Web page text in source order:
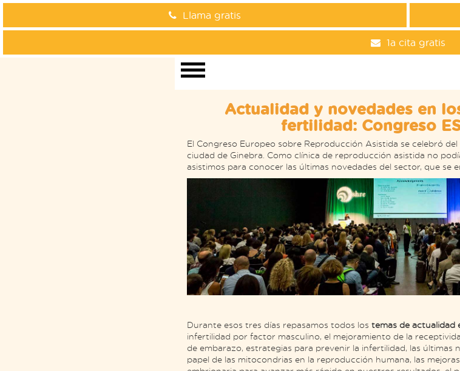
Llama gratis
1a cita gratis
Actualidad y novedades en
fertilidad: Congreso
El Congreso Europeo sobre Reproducción Asistida se celebró
ciudad de Ginebra. Como clínica de reproducción asistida no
asistimos para conocer las últimas novedades del sector, que se
Durante esos tres días repasamos todos los temas de actualidad
infertilidad por factor masculino, el mejoramiento de la
de embarazo, estrategias para prevenir la infertilidad, las últimas
papel de las mitocondrias en la reproducción humana, las